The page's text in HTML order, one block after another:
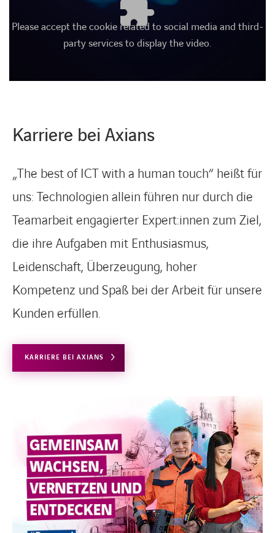
LINKEDIN
XINGFACEBOOKINSTAGRAM
YOUTUBE
Please accept the cookie related to social media and third-
party services to display the video.
Karriere bei Axians
„The best of ICT with a human touch“ heißt für
uns: Technologien allein führen nur durch die
Teamarbeit engagierter Expert:innen zum Ziel,
die ihre Aufgaben mit Enthusiasmus,
Leidenschaft, Überzeugung, hoher
Kompetenz und Spaß bei der Arbeit für unsere
Kunden erfüllen.
KARRIERE BEI AXIANS